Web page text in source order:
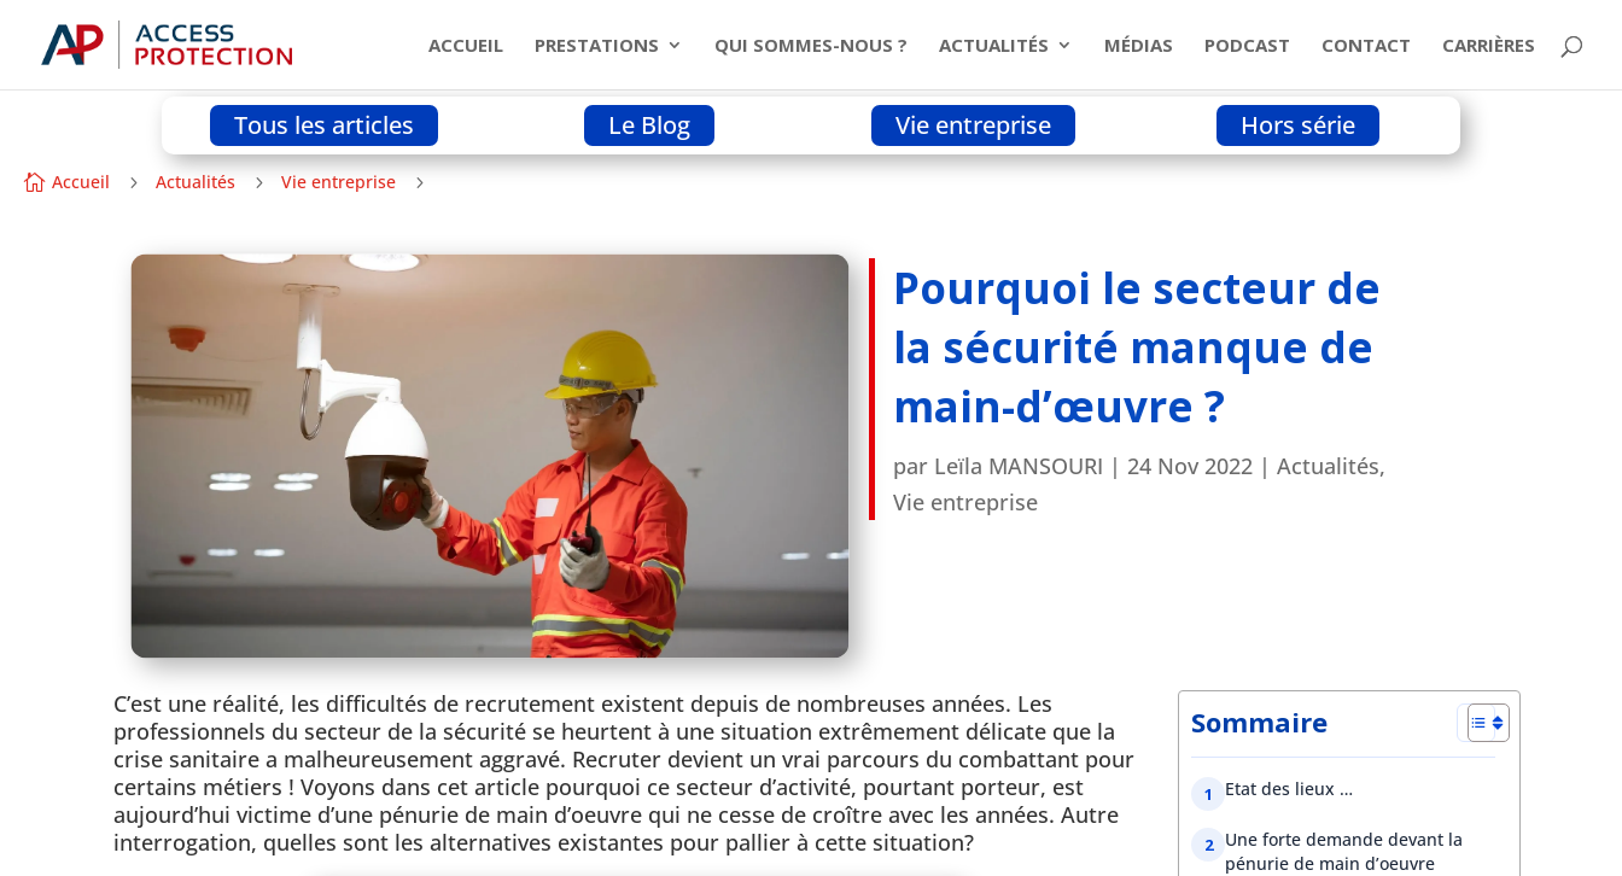
ACCUEIL PRESTATIONS QUI SOMMES-NOUS ? ACTUALITÉS MÉDIAS PODCAST CONTACT CARRIÈRES
Tous les articles Le Blog Vie entreprise Hors série
 Accueil 5 Actualités 5 Vie entreprise 5
Pourquoi le secteur de
la sécurité manque de
main-d’œuvre ?
par Leïla MANSOURI | 24 Nov 2022| Actualités,
Vie entreprise
C’est une réalité, les difficultés de recrutement existent depuis de nombreuses années. Les
professionnels du secteur de la sécurité se heurtent à une situation extrêmement délicate que la
crise sanitaire a malheureusement aggravé. Recruter devient un vrai parcours du combattant pour
certains métiers ! Voyons dans cet article pourquoi ce secteur d’activité, pourtant porteur, est
aujourd’hui victime d’une pénurie de main d’oeuvre qui ne cesse de croître avec les années. Autre
interrogation, quelles sont les alternatives existantes pour pallier à cette situation?
Sommaire
Etat des lieux …
Une forte demande devant la
pénurie de main d’oeuvre